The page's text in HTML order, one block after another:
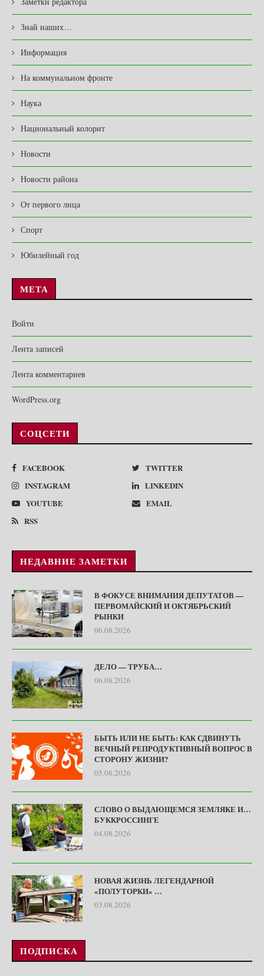
Знай наших…
Информация
На коммунальном фронте
Наука
Национальный колорит
Новости
Новости района
От первого лица
Спорт
Юбилейный год
МЕТА
Войти
Лента записей
Лента комментариев
WordPress.org
СОЦСЕТИ
FACEBOOK
TWITTER
INSTAGRAM
LINKEDIN
YOUTUBE
EMAIL
RSS
НЕДАВНИЕ ЗАМЕТКИ
В ФОКУСЕ ВНИМАНИЯ ДЕПУТАТОВ —
ПЕРВОМАЙСКИЙ И ОКТЯБРЬСКИЙ
РЫНКИ
06.08.2026
ДЕЛО — ТРУБА…
06.08.2026
БЫТЬ ИЛИ НЕ БЫТЬ: КАК СДВИНУТЬ
ВЕЧНЫЙ РЕПРОДУКТИВНЫЙ ВОПРОС В
СТОРОНУ ЖИЗНИ?
05.08.2026
СЛОВО О ВЫДАЮЩЕМСЯ ЗЕМЛЯКЕ И…
БУККРОССИНГЕ
04.08.2026
НОВАЯ ЖИЗНЬ ЛЕГЕНДАРНОЙ
«ПОЛУТОРКИ» …
03.08.2026
ПОДПИСКА